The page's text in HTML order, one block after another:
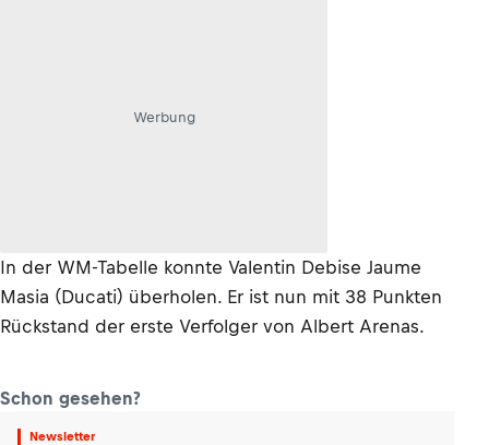
Werbung
In der WM-Tabelle konnte Valentin Debise Jaume
Masia (Ducati) überholen. Er ist nun mit 38 Punkten
Rückstand der erste Verfolger von Albert Arenas.
Schon gesehen?
Newsletter